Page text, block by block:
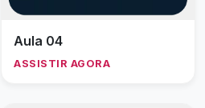
Aula 04
ASSISTIR AGORA